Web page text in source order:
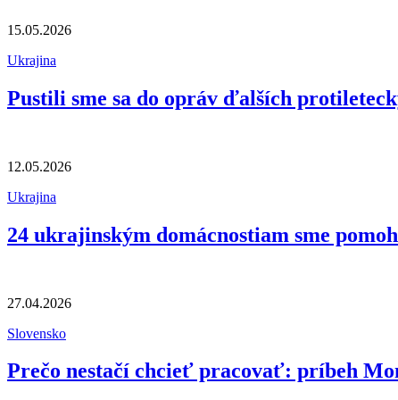
15.05.2026
Ukrajina
Pustili sme sa do opráv ďalších
12.05.2026
Ukrajina
24 ukrajinským domácnostiam sme
27.04.2026
Slovensko
Prečo nestačí chcieť pracovať: príbeh